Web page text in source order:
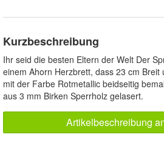
Kurzbeschreibung
Ihr seid die besten Eltern der Welt Der
einem Ahorn Herzbrett, dass 23 cm Breit
mit der Farbe Rotmetallic beidseitig
aus 3 mm Birken Sperrholz gelasert.
Artikelbeschreibung